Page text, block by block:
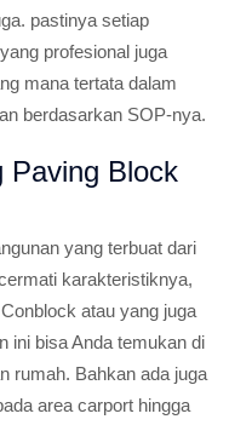
pastinya setiap
profesional juga
mana tertata dalam
berdasarkan SOP-nya.
Paving Block
yang terbuat dari
karakteristiknya,
atau yang juga
ini bisa Anda temukan di
rumah. Bahkan ada juga
area carport hingga